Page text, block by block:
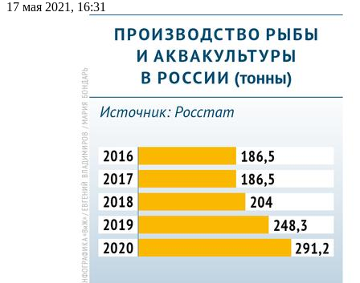
17 мая 2021, 16:31